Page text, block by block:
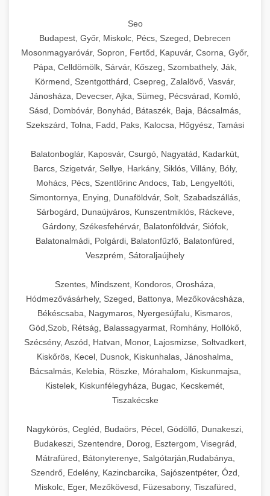
Seo
Budapest, Győr, Miskolc, Pécs, Szeged, Debrecen
Mosonmagyaróvár, Sopron, Fertőd, Kapuvár, Csorna, Győr,
Pápa, Celldömölk, Sárvár, Kőszeg, Szombathely, Ják,
Körmend, Szentgotthárd, Csepreg, Zalalövő, Vasvár,
Jánosháza, Devecser, Ajka, Sümeg, Pécsvárad, Komló,
Sásd, Dombóvár, Bonyhád, Bátaszék, Baja, Bácsalmás,
Szekszárd, Tolna, Fadd, Paks, Kalocsa, Hőgyész, Tamási
Balatonboglár, Kaposvár, Csurgó, Nagyatád, Kadarkút,
Barcs, Szigetvár, Sellye, Harkány, Siklós, Villány, Bóly,
Mohács, Pécs, Szentlőrinc Andocs, Tab, Lengyeltóti,
Simontornya, Enying, Dunaföldvár, Solt, Szabadszállás,
Sárbogárd, Dunaújváros, Kunszentmiklós, Ráckeve,
Gárdony, Székesfehérvár, Balatonföldvár, Siófok,
Balatonalmádi, Polgárdi, Balatonfűzfő, Balatonfüred,
Veszprém, Sátoraljaújhely
Szentes, Mindszent, Kondoros, Orosháza,
Hódmezővásárhely, Szeged, Battonya, Mezőkovácsháza,
Békéscsaba, Nagymaros, Nyergesújfalu, Kismaros,
Göd,Szob, Rétság, Balassagyarmat, Romhány, Hollókő,
Szécsény, Aszód, Hatvan, Monor, Lajosmizse, Soltvadkert,
Kiskőrös, Kecel, Dusnok, Kiskunhalas, Jánoshalma,
Bácsalmás, Kelebia, Röszke, Mórahalom, Kiskunmajsa,
Kistelek, Kiskunfélegyháza, Bugac, Kecskemét,
Tiszakécske
Nagykörös, Cegléd, Budaörs, Pécel, Gödöllő, Dunakeszi,
Budakeszi, Szentendre, Dorog, Esztergom, Visegrád,
Mátrafüred, Bátonyterenye, Salgótarján,Rudabánya,
Szendrő, Edelény, Kazincbarcika, Sajószentpéter, Ózd,
Miskolc, Eger, Mezőkövesd, Füzesabony, Tiszafüred,